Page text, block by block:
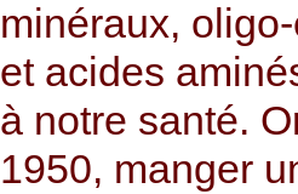
minéraux,
et acides
à notre santé.
1950, manger